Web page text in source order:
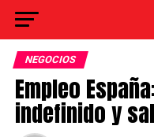
NEGOCIOS
Empleo
indefinido y